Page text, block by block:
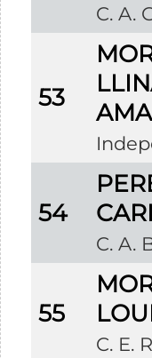
C. A.
53
54
C. A.
55
C. E.